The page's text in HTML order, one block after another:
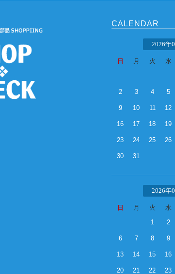
CALENDAR
2026年
日 月 火 水
2 3 4 5
9 10 11 12
16 17 18 19
23 24 25 26
30 31
2026年
日 月 火 水
1
2
6 7 8 9
13 14 15 16
20 21 22 23